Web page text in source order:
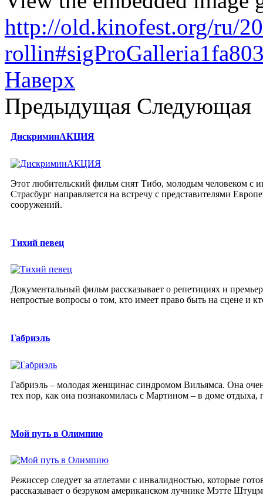
http://old.kinofest.org/ru/
Наверх
Предыдущая Следующая
ДискриминАКЦИЯ
Этот любительский фильм снят Тибо, молодым человеком с
Страсбург направляется на встречу с представителями
сооружений.
Тихий певец
Документальный фильм рассказывает о репетициях и
непростые вопросы о том, кто имеет право быть на сцене и
Габриэль
Габриэль – молодая женщинас синдромом Вильямса. Она
тех пор, как она познакомилась с Мартином – в доме
Мой путь в Олимпию
Режиссер следует за атлетами с инвалидностью, которые
рассказывает о безруком американском лучнике Мэтте